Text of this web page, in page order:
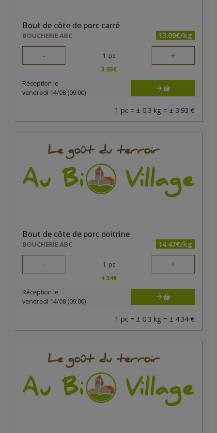
Bout de côte de porc carré
BOUCHERIE ABC 13.09€/kg
- 1 pc +
3.93€
Réception le
vendredi 14/08 (09:00)
1 pc = ± 0.3 kg = ± 3.93 €
Bout de côte de porc poitrine
BOUCHERIE ABC 14.47€/kg
- 1 pc +
4.34€
Réception le
vendredi 14/08 (09:00)
1 pc = ± 0.3 kg = ± 4.34 €